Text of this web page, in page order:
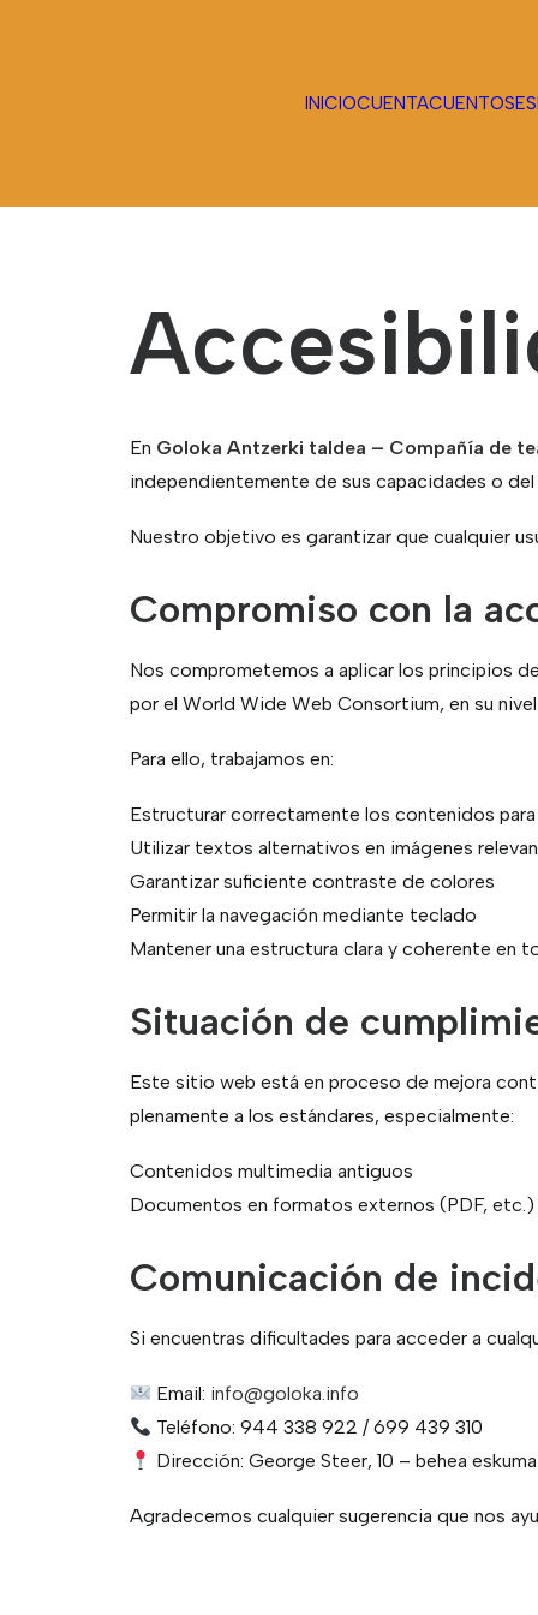
INICIOCUENTACUENTOS
En Goloka Antzerki taldea – Compañía de
independientemente de sus capacidades o
Nuestro objetivo es garantizar que cualquier
Compromiso con la
Nos comprometemos a aplicar los principios
por el World Wide Web Consortium, en su
Para ello, trabajamos en:
Estructurar correctamente los contenidos
Utilizar textos alternativos en imágenes
Garantizar suficiente contraste de colores
Permitir la navegación mediante teclado
Mantener una estructura clara y coherente en
Situación de
Este sitio web está en proceso de mejora
plenamente a los estándares, especialmente:
Contenidos multimedia antiguos
Documentos en formatos externos (PDF, etc.)
Comunicación de
Si encuentras dificultades para acceder a
Email: info@goloka.info
Teléfono: 944 338 922 / 699 439 310
Dirección: George Steer, 10 – behea
Agradecemos cualquier sugerencia que nos